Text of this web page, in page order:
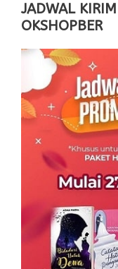
JADWAL
OKSHOPBER